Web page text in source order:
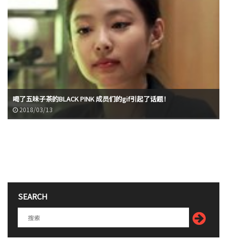
喝了五味子茶的BLACK PINK 成员们的gif引起了话题！
2018/03/13
SEARCH